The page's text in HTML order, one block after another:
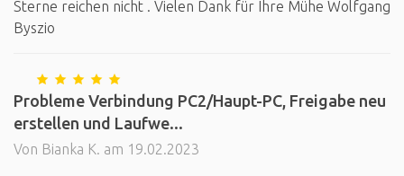
Sterne reichen nicht . Vielen Dank für Ihre Mühe Wolfgang
Byszio
Probleme Verbindung PC2/Haupt-PC, Freigabe neu
erstellen und Laufwe...
Von Bianka K. am 19.02.2023